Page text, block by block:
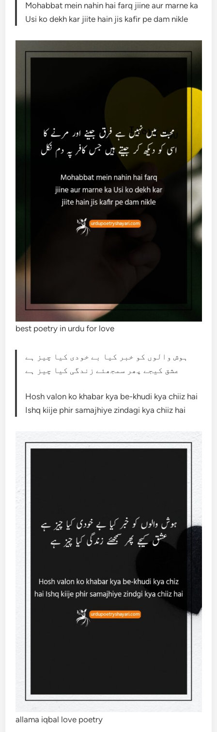
Mohabbat mein nahin hai farq jiine aur marne ka
Usi ko dekh kar jiite hain jis kafir pe dam nikle
best poetry in urdu for love
ہوش والوں کو خبر کیا بے خودی کیا چیز ہے
عشق کیجے پھر سمجھئے زندگی کیا چیز ہے
Hosh valon ko khabar kya be-khudi kya chiiz hai
Ishq kiije phir samajhiye zindagi kya chiiz hai
allama iqbal love poetry